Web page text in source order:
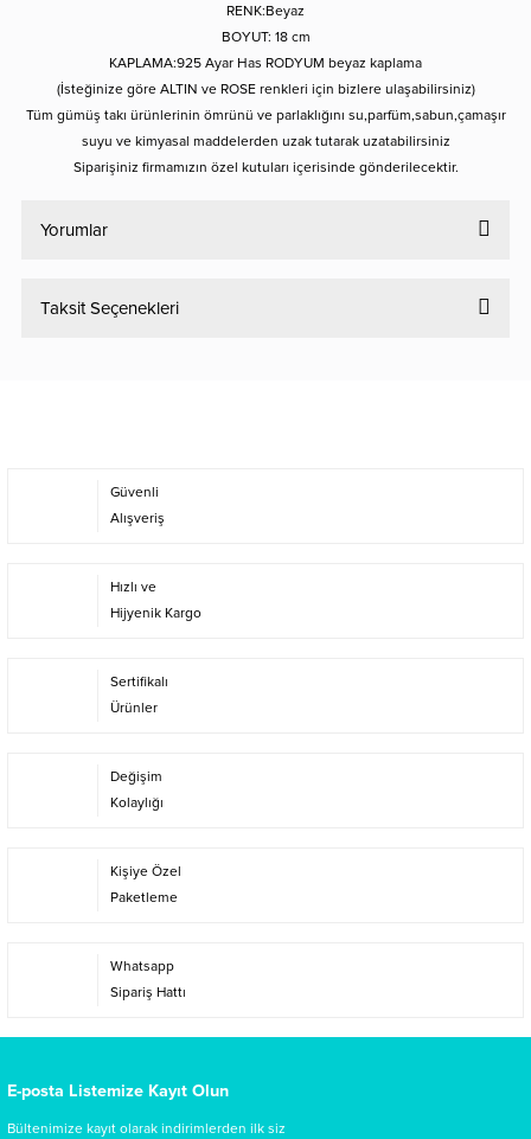
RENK:Beyaz
BOYUT: 18 cm
KAPLAMA:925 Ayar Has RODYUM beyaz kaplama
(İsteğinize göre ALTIN ve ROSE renkleri için bizlere ulaşabilirsiniz)
Tüm gümüş takı ürünlerinin ömrünü ve parlaklığını su,parfüm,sabun,çamaşır
suyu ve kimyasal maddelerden uzak tutarak uzatabilirsiniz
Siparişiniz firmamızın özel kutuları içerisinde gönderilecektir.
Yorumlar
Taksit Seçenekleri
Güvenli
Alışveriş
Hızlı ve
Hijyenik Kargo
Sertifikalı
Ürünler
Değişim
Kolaylığı
Kişiye Özel
Paketleme
Whatsapp
Sipariş Hattı
E-posta Listemize Kayıt Olun
Bültenimize kayıt olarak indirimlerden ilk siz